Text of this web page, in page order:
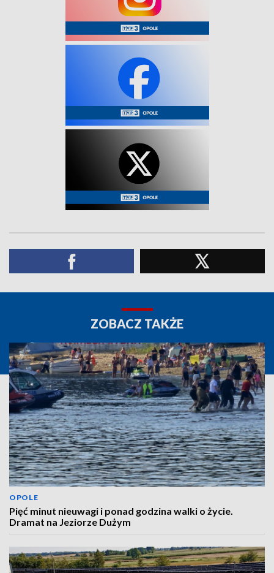
ZOBACZ TAKŻE
OPOLE
Pięć minut nieuwagi i ponad godzina walki o życie.
Dramat na Jeziorze Dużym